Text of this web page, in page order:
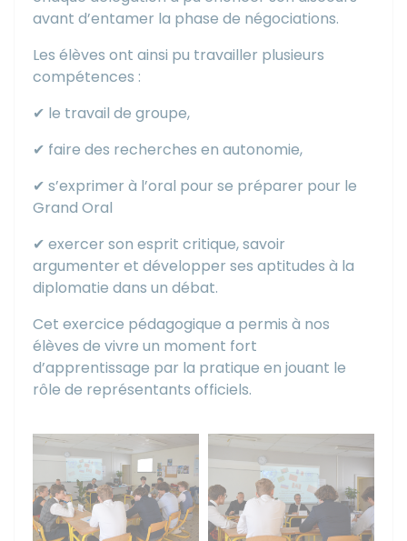
avant d’entamer la phase de négociations.
Les élèves ont ainsi pu travailler plusieurs
compétences :
✔︎ le travail de groupe,
✔︎ faire des recherches en autonomie,
✔︎ s’exprimer à l’oral pour se préparer pour le
Grand Oral
✔︎ exercer son esprit critique, savoir
argumenter et développer ses aptitudes à la
diplomatie dans un débat.
Cet exercice pédagogique a permis à nos
élèves de vivre un moment fort
d’apprentissage par la pratique en jouant le
rôle de représentants officiels.